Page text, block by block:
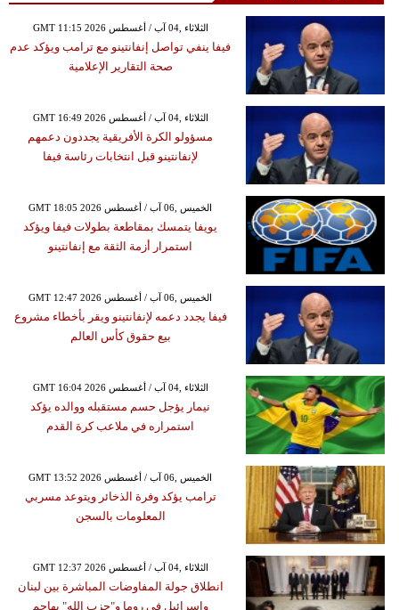
GMT 11:15 2026 الثلاثاء ,04 آب / أغسطس
فيفا ينفي تواصل إنفانتينو مع ترامب ويؤكد عدم
صحة التقارير الإعلامية
GMT 16:49 2026 الثلاثاء ,04 آب / أغسطس
مسؤولو الكرة الأفريقية يجددون دعمهم
لإنفانتينو قبل انتخابات رئاسة فيفا
GMT 18:05 2026 الخميس ,06 آب / أغسطس
يويفا يتمسك بمقاطعة بطولات فيفا ويؤكد
استمرار أزمة الثقة مع إنفانتينو
GMT 12:47 2026 الخميس ,06 آب / أغسطس
فيفا يجدد دعمه لإنفانتينو ويقر بأخطاء مشروع
بيع حقوق كأس العالم
GMT 16:04 2026 الثلاثاء ,04 آب / أغسطس
نيمار يؤجل حسم مستقبله ووالده يؤكد
استمراره في ملاعب كرة القدم
GMT 13:52 2026 الخميس ,06 آب / أغسطس
ترامب يؤكد وفرة الذخائر ويتوعد مسربي
المعلومات بالسجن
GMT 12:37 2026 الثلاثاء ,04 آب / أغسطس
انطلاق جولة المفاوضات المباشرة بين لبنان
وإسرائيل في روما و"حزب الله" يهاجم